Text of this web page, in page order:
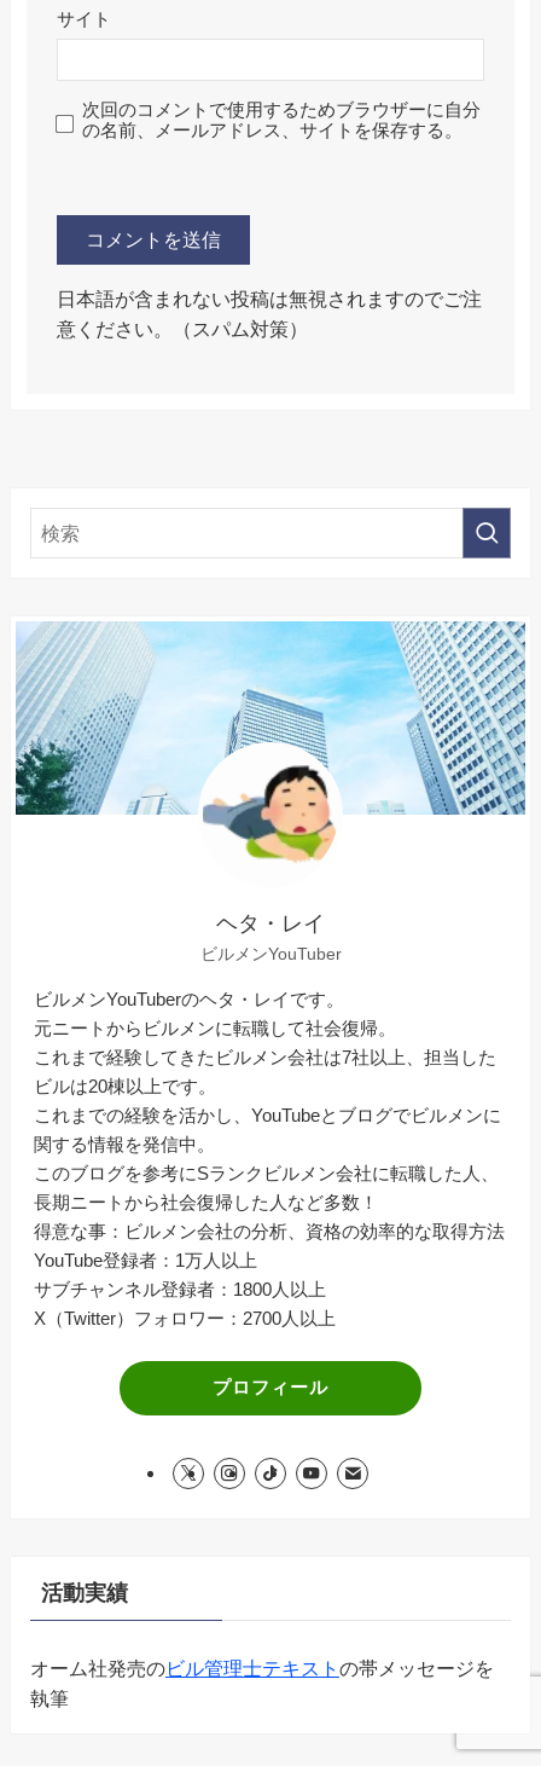
サイト
次回のコメントで使用するためブラウザーに自分
の名前、メールアドレス、サイトを保存する。
日本語が含まれない投稿は無視されますのでご注
意ください。（スパム対策）
ヘタ・レイ
ビルメンYouTuber
ビルメンYouTuberのヘタ・レイです。
元ニートからビルメンに転職して社会復帰。
これまで経験してきたビルメン会社は7社以上、担当した
ビルは20棟以上です。
これまでの経験を活かし、YouTubeとブログでビルメンに
関する情報を発信中。
このブログを参考にSランクビルメン会社に転職した人、
長期ニートから社会復帰した人など多数！
得意な事：ビルメン会社の分析、資格の効率的な取得方法
YouTube登録者：1万人以上
サブチャンネル登録者：1800人以上
X（Twitter）フォロワー：2700人以上
プロフィール
活動実績
オーム社発売のビル管理士テキスト の帯メッセージを
執筆